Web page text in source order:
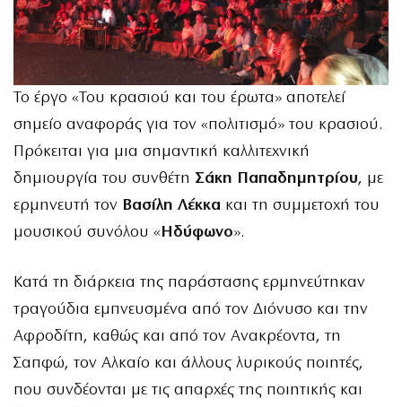
Το έργο «Του κρασιού και του έρωτα» αποτελεί
σημείο αναφοράς για τον «πολιτισμό» του κρασιού.
Πρόκειται για μια σημαντική καλλιτεχνική
δημιουργία του συνθέτη Σάκη Παπαδημητρίου, με
ερμηνευτή τον Βασίλη Λέκκα και τη συμμετοχή του
μουσικού συνόλου « Ηδύφωνο».
Κατά τη διάρκεια της παράστασης ερμηνεύτηκαν
τραγούδια εμπνευσμένα από τον Διόνυσο και την
Αφροδίτη, καθώς και από τον Ανακρέοντα, τη
Σαπφώ, τον Αλκαίο και άλλους λυρικούς ποιητές,
που συνδέονται με τις απαρχές της ποιητικής και